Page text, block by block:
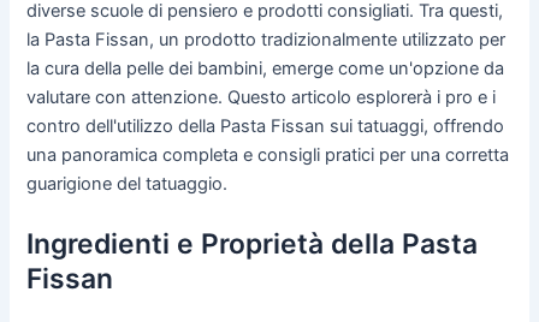
diverse scuole di pensiero e prodotti consigliati. Tra questi,
la Pasta Fissan, un prodotto tradizionalmente utilizzato per
la cura della pelle dei bambini, emerge come un'opzione da
valutare con attenzione. Questo articolo esplorerà i pro e i
contro dell'utilizzo della Pasta Fissan sui tatuaggi, offrendo
una panoramica completa e consigli pratici per una corretta
guarigione del tatuaggio.
Ingredienti e Proprietà della Pasta
Fissan